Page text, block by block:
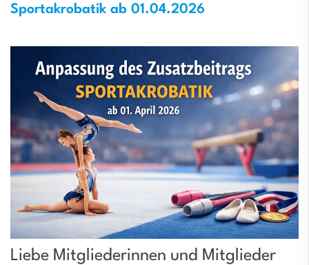
Sportakrobatik ab 01.04.2026
Liebe Mitgliederinnen und Mitglieder